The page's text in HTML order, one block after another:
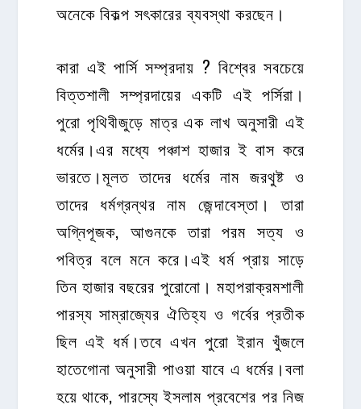
অনেকে বিকল্প সৎকারের ব্যবস্থা করছেন।
কারা এই পার্সি সম্প্রদায় ? বিশ্বের সবচেয়ে
বিত্তশালী সম্প্রদায়ের একটি এই পর্সিরা।
পুরো পৃথিবীজুড়ে মাত্র এক লাখ অনুসারী এই
ধর্মের।এর মধ্যে পঞ্চাশ হাজার ই বাস করে
ভারতে।মূলত তাদের ধর্মের নাম জরথুষ্ট ও
তাদের ধর্মগ্রন্থর নাম জেন্দাবেস্তা। তারা
অগ্নিপূজক, আগুনকে তারা পরম সত্য ও
পবিত্র বলে মনে করে।এই ধর্ম প্রায় সাড়ে
তিন হাজার বছরের পুরোনো। মহাপরাক্রমশালী
পারস্য সাম্রাজ্যের ঐতিহ্য ও গর্বের প্রতীক
ছিল এই ধর্ম।তবে এখন পুরো ইরান খুঁজলে
হাতেগোনা অনুসারী পাওয়া যাবে এ ধর্মের।বলা
হয়ে থাকে, পারস্যে ইসলাম প্রবেশের পর নিজ